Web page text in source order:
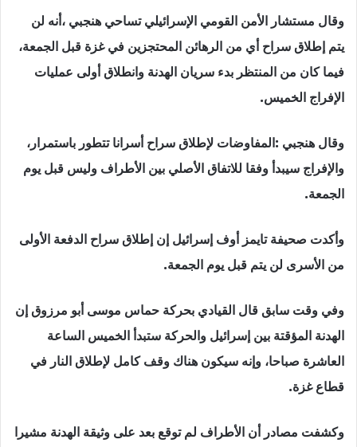
وقال مستشار الأمن القومي الإسرائيلي تساحي هنجبي ،أنه لن
يتم إطلاق سراح أي من الرهائن المحتجزين في غزة قبل الجمعة،
فيما كان من المنتظر بدء سريان الهدنة وانطلاق أولى عمليات
الإفراج الخميس.
وقال هنجبي :المفاوضات لإطلاق سراح أسرانا تتطور باستمرار،
والإفراج سيبدأ وفقا للاتفاق الأصلي بين الأطراف وليس قبل يوم
الجمعة.
وأكدت صحيفة تايمز أوف إسرائيل إن إطلاق سراح الدفعة الأولى
من الأسرى لن يتم قبل يوم الجمعة.
وفي وقت سابق قال القيادي بحركة حماس موسى أبو مرزوق إن
الهدنة المؤقتة بين إسرائيل والحركة ستبدأ الخميس الساعة
العاشرة صباحا، وإنه سيكون هناك وقف كامل لإطلاق النار في
قطاع غزة.
وكشفت مصادر أن الأطراف لم توقع بعد على وثيقة الهدنة مشيرا